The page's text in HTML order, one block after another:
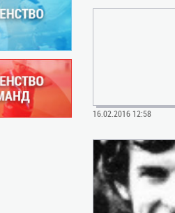
16.02.2016 12:58